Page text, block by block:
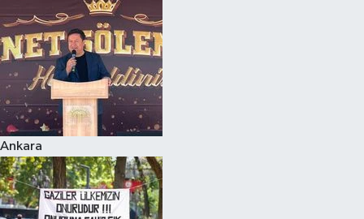
Ankara